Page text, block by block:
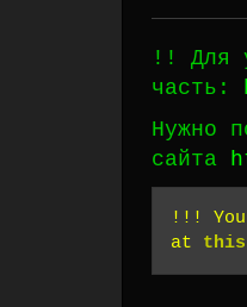
!! Для
часть:
Нужно
сайта
!!!
at